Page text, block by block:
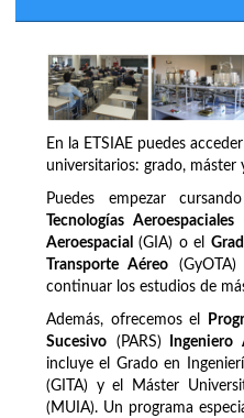
En la ETSIAE puedes
universitarios: grado, máster
Puedes empezar
Tecnologías Aeroespaciales
Aeroespacial (GIA) o el
Transporte Aéreo
continuar los estudios de
Además, ofrecemos el
Sucesivo (PARS) Ingeniero
incluye el Grado en
(GITA) y el Máster
(MUIA). Un programa